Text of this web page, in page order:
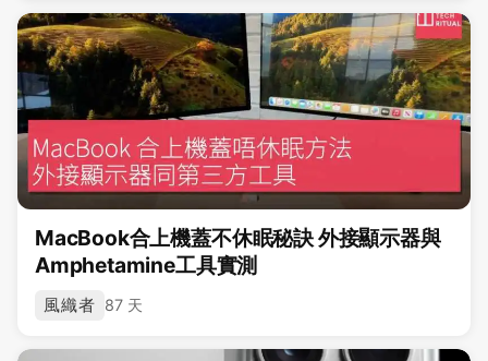
MacBook合上機蓋不休眠秘訣 外接顯示器與
Amphetamine工具實測
風織者 87 天